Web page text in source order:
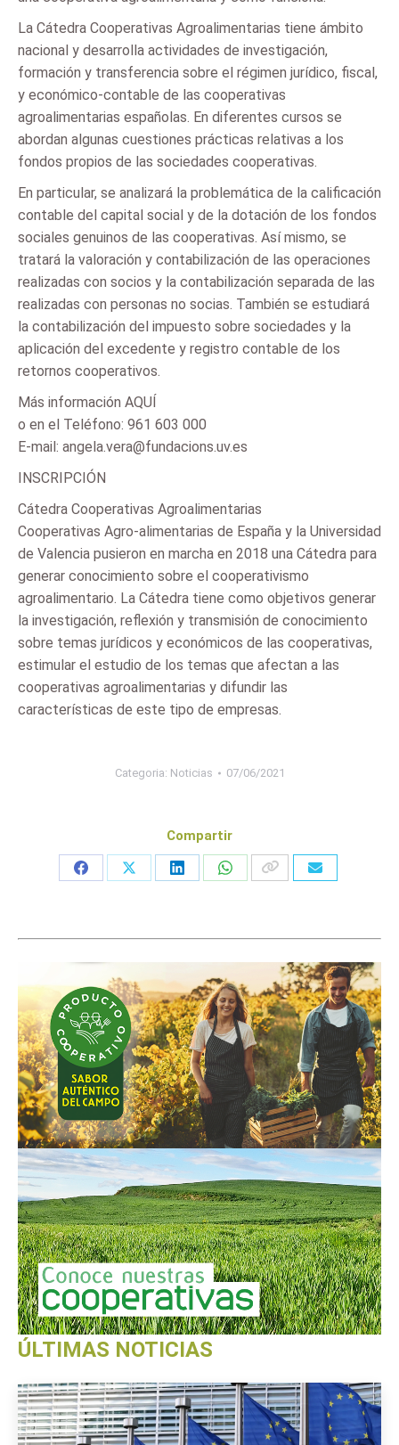
La Cátedra Cooperativas Agroalimentarias tiene ámbito
nacional y desarrolla actividades de investigación,
formación y transferencia sobre el régimen jurídico, fiscal,
y económico-contable de las cooperativas
agroalimentarias españolas. En diferentes cursos se
abordan algunas cuestiones prácticas relativas a los
fondos propios de las sociedades cooperativas.
En particular, se analizará la problemática de la calificación
contable del capital social y de la dotación de los fondos
sociales genuinos de las cooperativas. Así mismo, se
tratará la valoración y contabilización de las operaciones
realizadas con socios y la contabilización separada de las
realizadas con personas no socias. También se estudiará
la contabilización del impuesto sobre sociedades y la
aplicación del excedente y registro contable de los
retornos cooperativos.
Más información AQUÍ
o en el Teléfono: 961 603 000
E-mail: angela.vera@fundacions.uv.es
INSCRIPCIÓN
Cátedra Cooperativas Agroalimentarias
Cooperativas Agro-alimentarias de España y la Universidad
de Valencia pusieron en marcha en 2018 una Cátedra para
generar conocimiento sobre el cooperativismo
agroalimentario. La Cátedra tiene como objetivos generar
la investigación, reflexión y transmisión de conocimiento
sobre temas jurídicos y económicos de las cooperativas,
estimular el estudio de los temas que afectan a las
cooperativas agroalimentarias y difundir las
características de este tipo de empresas.
Categoria: Noticias 07/06/2021
Compartir
Share
Share
Share
Share
ÚLTIMAS NOTICIAS